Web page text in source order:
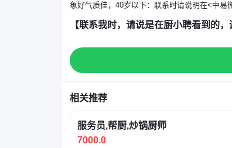
象好气质佳，40岁以下：联系时请说明在<中易
【联系我时，请说是在厨小聘看到的，
相关推荐
服务员,帮厨,炒锅厨师
7000.0